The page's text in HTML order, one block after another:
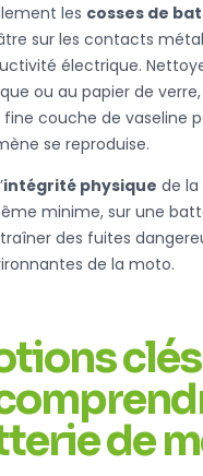
les cosses de
sur les contacts
électrique.
ou au papier de verre,
fine couche de vaseline
se reproduise.
intégrité physique de
minime, sur une
des fuites
de la moto.
clés
de